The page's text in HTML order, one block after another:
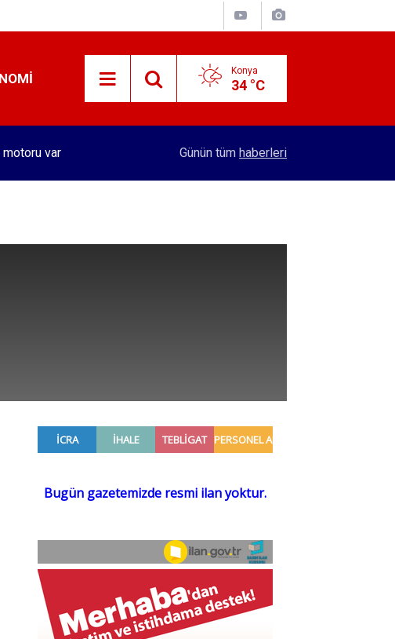
Konya
34 °C
Merkez Bankası rezervleri açıklandı
Günün tüm haberleri